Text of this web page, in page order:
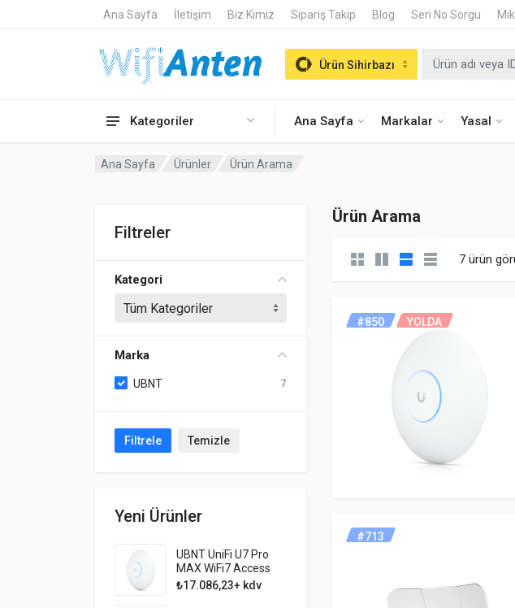
Ana Sayfa İletişim Biz Kimiz Sipariş Takip Blog Seri No Sorgu
Kategoriler Ana Sayfa Markalar Yasal
Ürün Sihirbazı
Ana Sayfa Ürünler Ürün Arama
Filtreler
Kategori
Marka
UBNT 7
Filtrele Temizle
Yeni Ürünler
UBNT UniFi U7 Pro
MAX WiFi7 Access
point
₺17.086,23+ kdv
Ürün Arama
7 ürün
#850 YOLDA
#713